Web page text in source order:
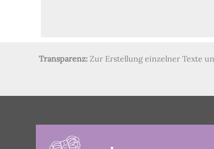
Transparenz:Zur Erstellung einzelner Texte